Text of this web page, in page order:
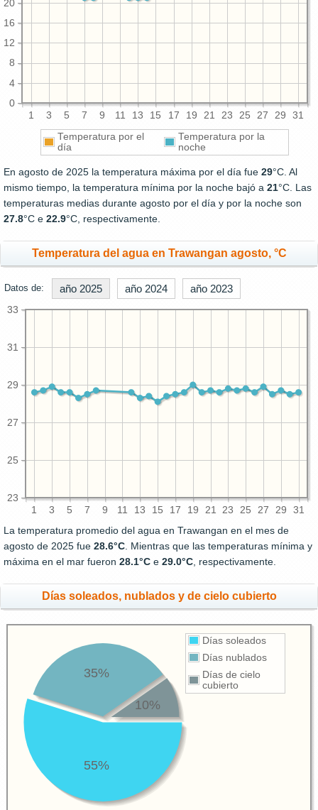
1 3 5 7 9 11 13 15 17 19 21 23 25 27 29 31
0
4
8
12
16
20
Temperatura por el
día
Temperatura por la
noche
En agosto de 2025 la temperatura máxima por el día fue 29°C. Al
mismo tiempo, la temperatura mínima por la noche bajó a 21°C. Las
temperaturas medias durante agosto por el día y por la noche son
27.8°C e 22.9°C, respectivamente.
Temperatura del agua en Trawangan agosto, °C
Datos de: año 2025 año 2024 año 2023
1 3 5 7 9 11 13 15 17 19 21 23 25 27 29 31
23
25
27
29
31
33
La temperatura promedio del agua en Trawangan en el mes de
agosto de 2025 fue 28.6°C. Mientras que las temperaturas mínima y
máxima en el mar fueron 28.1°C e 29.0°C, respectivamente.
Días soleados, nublados y de cielo cubierto
Días soleados
Días nublados
Días de cielo
cubierto
55%
35%
10%